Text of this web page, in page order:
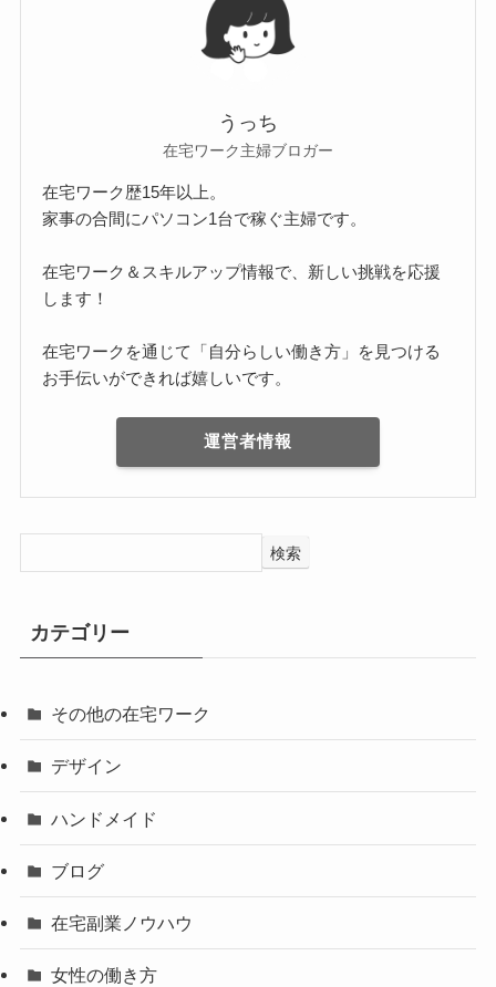
うっち
在宅ワーク主婦ブロガー
在宅ワーク歴15年以上。
家事の合間にパソコン1台で稼ぐ主婦です。
在宅ワーク＆スキルアップ情報で、新しい挑戦を応援
します！
在宅ワークを通じて「自分らしい働き方」を見つける
お手伝いができれば嬉しいです。
運営者情報
検索
カテゴリー
その他の在宅ワーク
デザイン
ハンドメイド
ブログ
在宅副業ノウハウ
女性の働き方